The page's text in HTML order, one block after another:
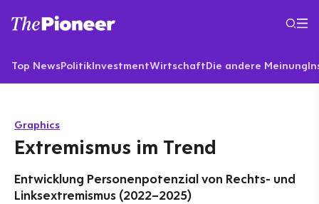
Top NewsPolitikInvestmentWirtschaftDie andere Meinung
Graphics
Extremismus im Trend
Entwicklung Personenpotenzial von Rechts- und
Linksextremismus (2022–2025)